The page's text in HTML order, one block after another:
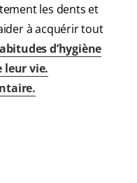
les dents et
à acquérir tout
d’hygiène
leur vie.
.